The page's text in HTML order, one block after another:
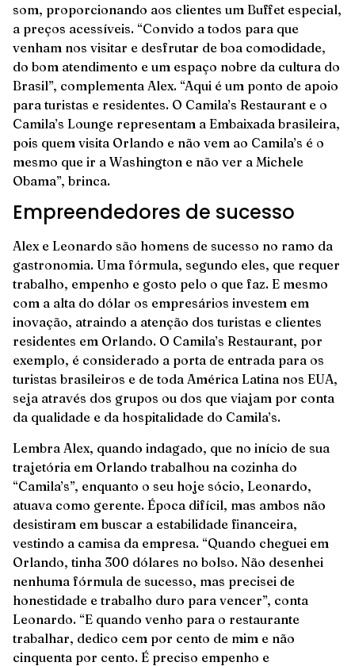
som, proporcionando aos clientes um Buffet especial,
a preços acessíveis. “Convido a todos para que
venham nos visitar e desfrutar de boa comodidade,
do bom atendimento e um espaço nobre da cultura do
Brasil”, complementa Alex. “Aqui é um ponto de apoio
para turistas e residentes. O Camila’s Restaurant e o
Camila’s Lounge representam a Embaixada brasileira,
pois quem visita Orlando e não vem ao Camila’s é o
mesmo que ir a Washington e não ver a Michele
Obama”, brinca.
Empreendedores de sucesso
Alex e Leonardo são homens de sucesso no ramo da
gastronomia. Uma fórmula, segundo eles, que requer
trabalho, empenho e gosto pelo o que faz. E mesmo
com a alta do dólar os empresários investem em
inovação, atraindo a atenção dos turistas e clientes
residentes em Orlando. O Camila’s Restaurant, por
exemplo, é considerado a porta de entrada para os
turistas brasileiros e de toda América Latina nos EUA,
seja através dos grupos ou dos que viajam por conta
da qualidade e da hospitalidade do Camila’s.
Lembra Alex, quando indagado, que no início de sua
trajetória em Orlando trabalhou na cozinha do
“Camila’s”, enquanto o seu hoje sócio, Leonardo,
atuava como gerente. Época difícil, mas ambos não
desistiram em buscar a estabilidade financeira,
vestindo a camisa da empresa. “Quando cheguei em
Orlando, tinha 300 dólares no bolso. Não desenhei
nenhuma fórmula de sucesso, mas precisei de
honestidade e trabalho duro para vencer”, conta
Leonardo. “E quando venho para o restaurante
trabalhar, dedico cem por cento de mim e não
cinquenta por cento. É preciso empenho e